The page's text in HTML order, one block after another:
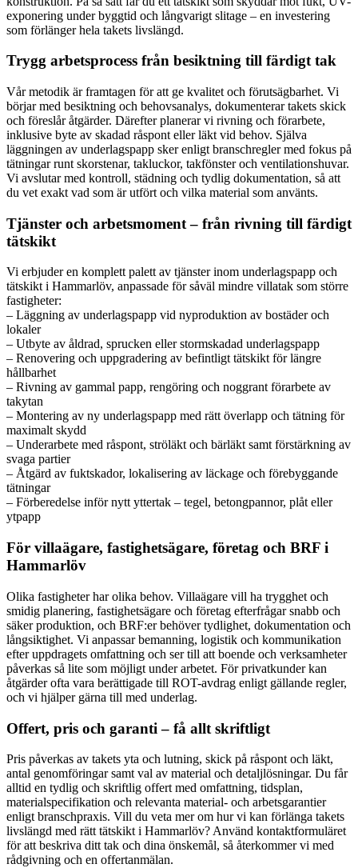
exponering under byggtid och långvarigt slitage – en investering
som förlänger hela takets livslängd.
Trygg arbetsprocess från besiktning till färdigt tak
Vår metodik är framtagen för att ge kvalitet och förutsägbarhet. Vi
börjar med besiktning och behovsanalys, dokumenterar takets skick
och föreslår åtgärder. Därefter planerar vi rivning och förarbete,
inklusive byte av skadad råspont eller läkt vid behov. Själva
läggningen av underlagspapp sker enligt branschregler med fokus på
tätningar runt skorstenar, takluckor, takfönster och ventilationshuvar.
Vi avslutar med kontroll, städning och tydlig dokumentation, så att
du vet exakt vad som är utfört och vilka material som använts.
Tjänster och arbetsmoment – från rivning till färdigt
tätskikt
Vi erbjuder en komplett palett av tjänster inom underlagspapp och
tätskikt i Hammarlöv, anpassade för såväl mindre villatak som större
fastigheter:
– Läggning av underlagspapp vid nyproduktion av bostäder och
lokaler
– Utbyte av åldrad, sprucken eller stormskadad underlagspapp
– Renovering och uppgradering av befintligt tätskikt för längre
hållbarhet
– Rivning av gammal papp, rengöring och noggrant förarbete av
takytan
– Montering av ny underlagspapp med rätt överlapp och tätning för
maximalt skydd
– Underarbete med råspont, ströläkt och bärläkt samt förstärkning av
svaga partier
– Åtgärd av fuktskador, lokalisering av läckage och förebyggande
tätningar
– Förberedelse inför nytt yttertak – tegel, betongpannor, plåt eller
ytpapp
För villaägare, fastighetsägare, företag och BRF i
Hammarlöv
Olika fastigheter har olika behov. Villaägare vill ha trygghet och
smidig planering, fastighetsägare och företag efterfrågar snabb och
säker produktion, och BRF:er behöver tydlighet, dokumentation och
långsiktighet. Vi anpassar bemanning, logistik och kommunikation
efter uppdragets omfattning och ser till att boende och verksamheter
påverkas så lite som möjligt under arbetet. För privatkunder kan
åtgärder ofta vara berättigade till ROT-avdrag enligt gällande regler,
och vi hjälper gärna till med underlag.
Offert, pris och garanti – få allt skriftligt
Pris påverkas av takets yta och lutning, skick på råspont och läkt,
antal genomföringar samt val av material och detaljlösningar. Du får
alltid en tydlig och skriftlig offert med omfattning, tidsplan,
materialspecifikation och relevanta material- och arbetsgarantier
enligt branschpraxis. Vill du veta mer om hur vi kan förlänga takets
livslängd med rätt tätskikt i Hammarlöv? Använd kontaktformuläret
för att beskriva ditt tak och dina önskemål, så återkommer vi med
rådgivning och en offertanmälan.